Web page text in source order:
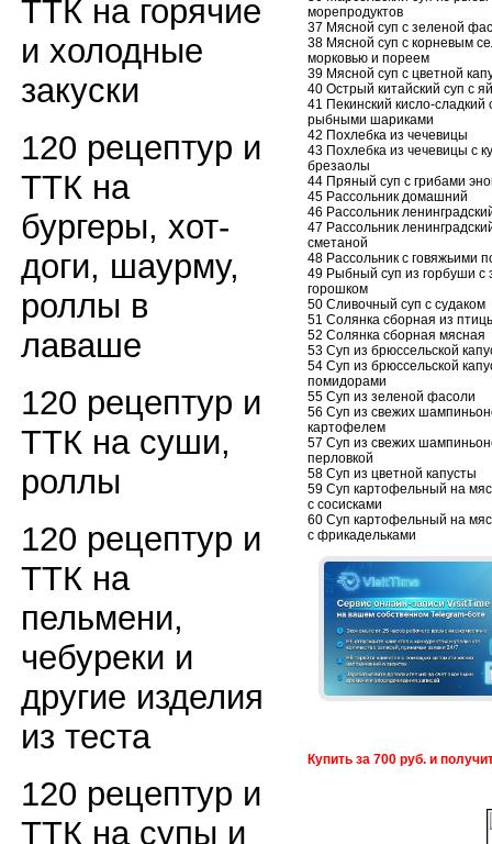
ТТК на горячие
и холодные
закуски
120 рецептур и
ТТК на
бургеры, хот-
доги, шаурму,
роллы в
лаваше
120 рецептур и
ТТК на суши,
роллы
120 рецептур и
ТТК на
пельмени,
чебуреки и
другие изделия
из теста
120 рецептур и
ТТК на супы и
морепродуктов
37 Мясной суп с зеленой
38 Мясной суп с корневым
морковью и пореем
39 Мясной суп с цветной
40 Острый китайский суп с
41 Пекинский кисло-сладкий
рыбными шариками
42 Похлебка из чечевицы
43 Похлебка из чечевицы с
брезаолы
44 Пряный суп с грибами
45 Рассольник домашний
46 Рассольник
47 Рассольник
сметаной
48 Рассольник с говяжьими
49 Рыбный суп из горбуши с
горошком
50 Сливочный суп с судаком
51 Солянка сборная из
52 Солянка сборная мясная
53 Суп из брюссельской
54 Суп из брюссельской
помидорами
55 Суп из зеленой фасоли
56 Суп из свежих
картофелем
57 Суп из свежих
перловкой
58 Суп из цветной капусты
59 Суп картофельный на
с сосисками
60 Суп картофельный на
с фрикадельками
Купить за 700 руб. и